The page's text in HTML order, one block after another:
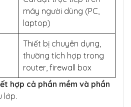
máy người dùng (PC,
laptop)
Thiết bị chuyên dụng,
thường tích hợp trong
router, firewall box
hợp cả phần mềm và phần
lớp.